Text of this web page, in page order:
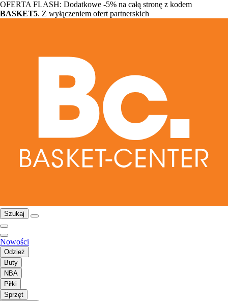
OFERTA FLASH: Dodatkowe -5% na całą stronę z kodem
BASKET5. Z wyłączeniem ofert partnerskich
Szukaj
Nowości
Odzież
Buty
NBA
Piłki
Sprzęt